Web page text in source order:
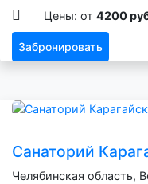
Цены: от 4200
Забронировать
Санаторий
Челябинская область,